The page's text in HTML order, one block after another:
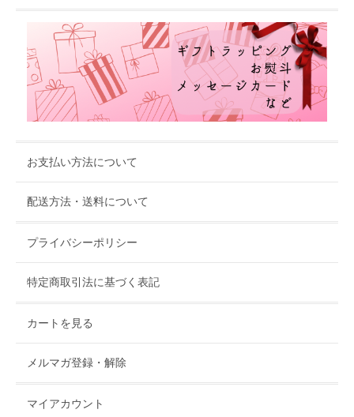
お支払い方法について
配送方法・送料について
プライバシーポリシー
特定商取引法に基づく表記
カートを見る
メルマガ登録・解除
マイアカウント